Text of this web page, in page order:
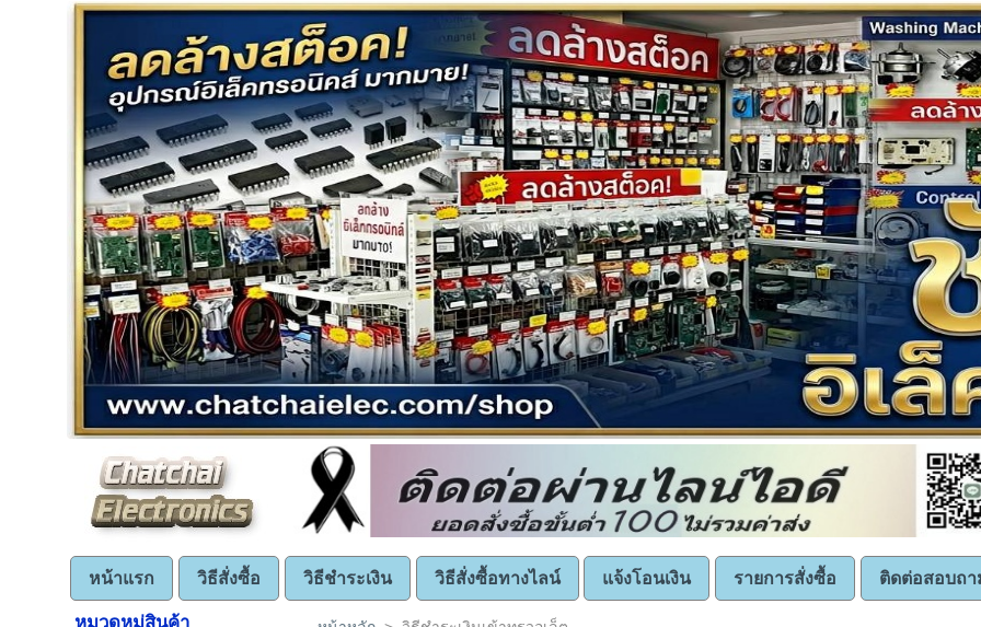
หน้าแรก วิธีสั่งซื้อ วิธีชำระเงิน วิธีสั่งซื้อทางไลน์ แจ้งโอนเงิน รายการสั่งซื้อ ติดต่อสอบถา